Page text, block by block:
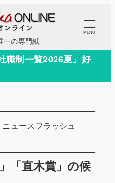
一の専門紙
MENU
職制一覧2026夏」好
「直木賞」の候
ゴリー
ニュースフラッシュ